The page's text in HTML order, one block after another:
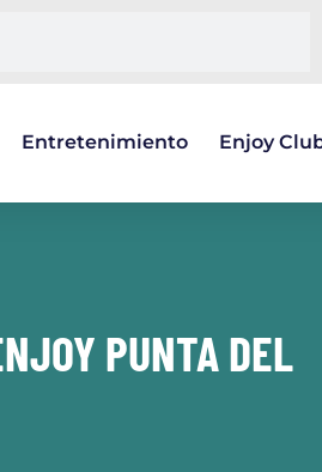
Entretenimiento Enjoy
PUNTA DEL